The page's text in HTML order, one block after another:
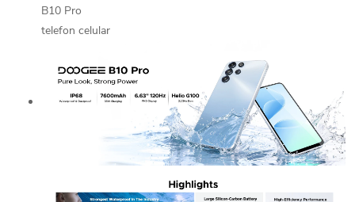
B10 Pro
telefon celular